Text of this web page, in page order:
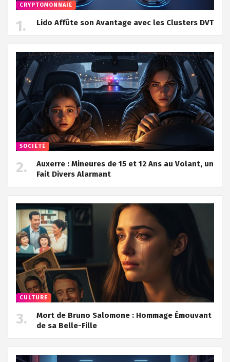
CRYPTOMONNAIE
Lido Affûte son Avantage avec les Clusters DVT
SOCIÉTÉ
Auxerre : Mineures de 15 et 12 Ans au Volant, un
Fait Divers Alarmant
CULTURE
Mort de Bruno Salomone : Hommage Émouvant
de sa Belle-Fille